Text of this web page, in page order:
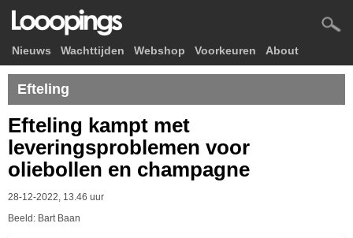
Nieuws Wachttijden Webshop Voorkeuren About
Efteling
Efteling kampt met
leveringsproblemen voor
oliebollen en champagne
28-12-2022, 13.46 uur
Beeld: Bart Baan